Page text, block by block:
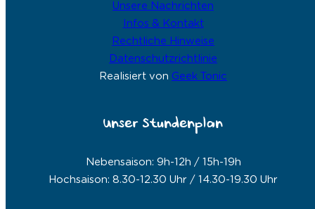
Unsere Nachrichten
Infos & Kontakt
Rechtliche Hinweise
Datenschutzrichtlinie
Realisiert von Geek Tonic
Unser Stundenplan
Nebensaison: 9h-12h / 15h-19h
Hochsaison: 8.30-12.30 Uhr / 14.30-19.30 Uhr